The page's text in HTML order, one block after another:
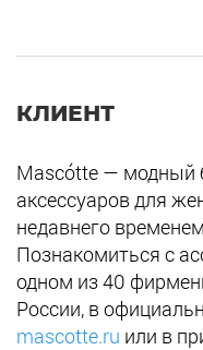
КЛИЕНТ
Mascótte — модный
аксессуаров для
недавнего
Познакомиться с
одном из 40
России, в
mascotte.ru или в